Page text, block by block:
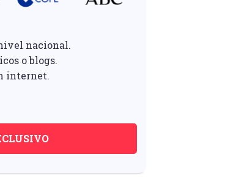
nacional.
o blogs.
internet.